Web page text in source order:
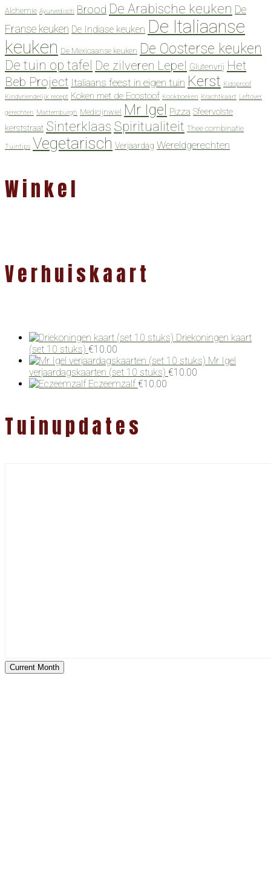
Alchemie Ayurvedisch Brood De Arabische keuken De
Franse keuken De Indiase keuken De Italiaanse
keuken De Mexicaanse keuken De Oosterse keuken
De tuin op tafel De zilveren Lepel Glutenvrij Het
Beb Project Italiaans feest in eigen tuin Kerst Kidsproof
Kindvriendelijk recept Koken met de Ecostoof Kookboeken Krachtkaart Leftover
gerechten Mattemburgh Medicijnwiel Mr Igel Pizza Sfeervolste
kerststraat Sinterklaas Spiritualiteit Thee combinatie
Tuintips Vegetarisch Verjaardag Wereldgerechten
Winkel
Verhuiskaart
Driekoningen kaart
(set 10 stuks) €10.00
Mr Igel
verjaardagskaarten (set 10 stuks) €10.00
Eczeemzalf €10.00
Tuinupdates
Current Month